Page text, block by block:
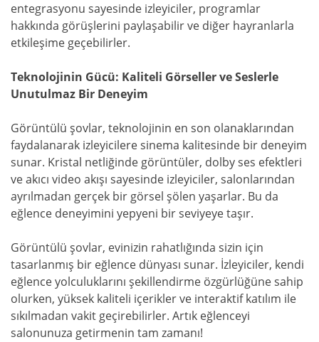
entegrasyonu sayesinde izleyiciler, programlar
hakkında görüşlerini paylaşabilir ve diğer hayranlarla
etkileşime geçebilirler.
Teknolojinin Gücü: Kaliteli Görseller ve Seslerle
Unutulmaz Bir Deneyim
Görüntülü şovlar, teknolojinin en son olanaklarından
faydalanarak izleyicilere sinema kalitesinde bir deneyim
sunar. Kristal netliğinde görüntüler, dolby ses efektleri
ve akıcı video akışı sayesinde izleyiciler, salonlarından
ayrılmadan gerçek bir görsel şölen yaşarlar. Bu da
eğlence deneyimini yepyeni bir seviyeye taşır.
Görüntülü şovlar, evinizin rahatlığında sizin için
tasarlanmış bir eğlence dünyası sunar. İzleyiciler, kendi
eğlence yolculuklarını şekillendirme özgürlüğüne sahip
olurken, yüksek kaliteli içerikler ve interaktif katılım ile
sıkılmadan vakit geçirebilirler. Artık eğlenceyi
salonunuza getirmenin tam zamanı!